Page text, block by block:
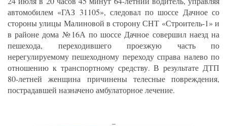
автомобилем «ГАЗ 31105», следовал по шоссе Дачное со
стороны улицы Малиновой в сторону СНТ «Строитель-1» и
в районе дома №16А по шоссе Дачное совершил наезд на
пешехода, переходившего проезжую часть по
нерегулируемому пешеходному переходу справа налево по
отношению к транспортному средству. В результате ДТП
80-летней женщина причинены телесные повреждения,
пострадавшей назначено амбулаторное лечение.